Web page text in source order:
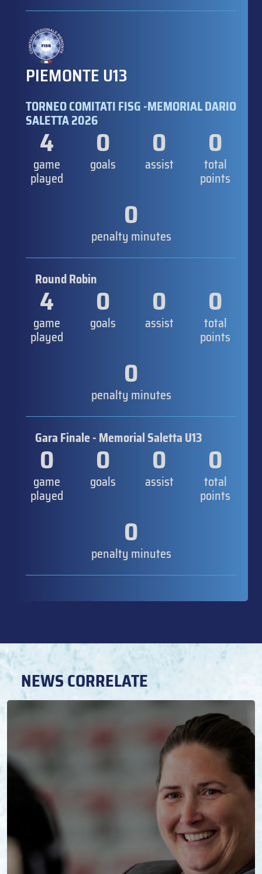
PIEMONTE U13
TORNEO COMITATI FISG -MEMORIAL DARIO
SALETTA 2026
4
game
played
0
goals
0
assist
0
total
points
0
penalty minutes
Round Robin
4
game
played
0
goals
0
assist
0
total
points
0
penalty minutes
Gara Finale - Memorial Saletta U13
0
game
played
0
goals
0
assist
0
total
points
0
penalty minutes
NEWS CORRELATE